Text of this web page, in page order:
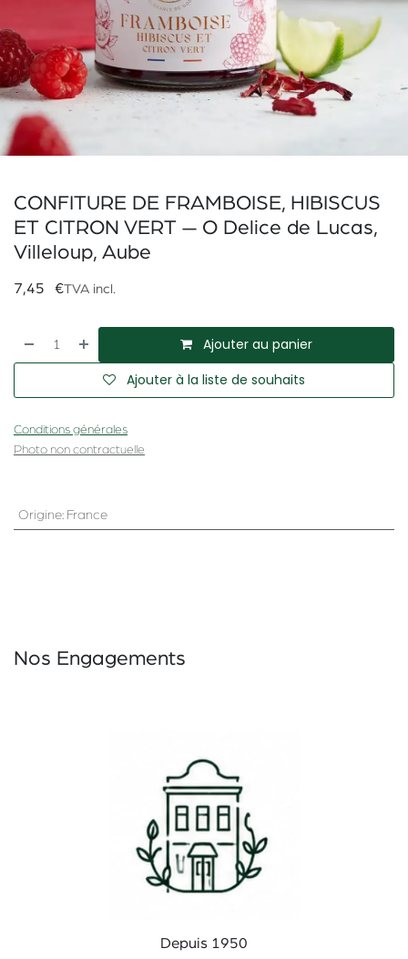
CONFITURE DE FRAMBOISE, HIBISCUS
ET CITRON VERT — O Delice de Lucas,
Villeloup, Aube
7,45 €TVA incl.
Ajouter au panier
Ajouter à la liste de souhaits
Conditions générales
Photo non contractuelle
Origine: France
Nos Engagements
Depuis 1950